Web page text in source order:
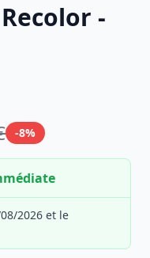
-
-8%
2026 et le